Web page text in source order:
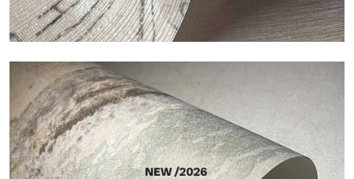
Craft
Oberfläche, inspiriert von natürlichen Fasern, mit einer
essentiellen Struktur, die der Fläche Balance, Tiefe und eine
elegante Materialität verleiht.